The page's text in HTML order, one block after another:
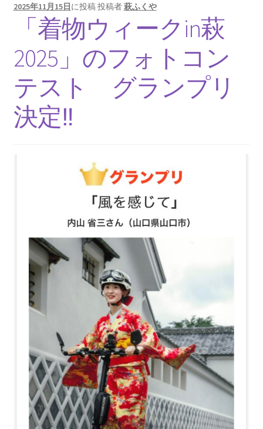
2025年11月15日に投稿投稿者萩ふくや
「着物ウィークin萩
2025」のフォトコン
テスト グランプリ
決定‼